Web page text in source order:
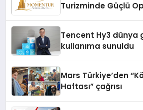
Turizminde Güçlü
Tencent Hy3 dünya
kullanıma sunuldu
Mars Türkiye’den
Haftası” çağrısı